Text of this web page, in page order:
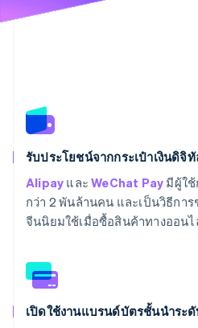
รับประโยชน์จากกระเป๋าเงินดิจิ
Alipay และWeChat Pay มีผู้ใช้
กว่า 2 พันล้านคน และเป็นวิธีกา
จีนนิยมใช้เมื่อซื้อสินค้าทางออน
เปิดใช้งานแบรนด์บัตรชั้นนำระ